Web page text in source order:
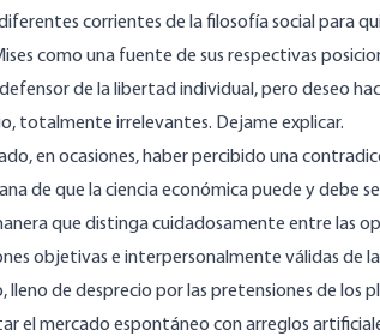
corrientes de la filosofía social para
como una fuente de sus respectivas
de la libertad individual, pero deseo
totalmente irrelevantes. Dejame explicar.
en ocasiones, haber percibido una
de que la ciencia económica puede y debe
que distinga cuidadosamente entre las
objetivas e interpersonalmente válidas de
lleno de desprecio por las pretensiones de los
el mercado espontáneo con arreglos